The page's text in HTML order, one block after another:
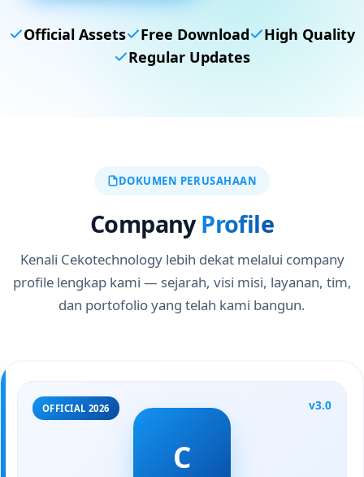
Official Assets Free Download
High Quality
Regular Updates
DOKUMEN PERUSAHAAN
CompanyProfile
Kenali Cekotechnology lebih dekat melalui company
profile lengkap kami — sejarah, visi misi, layanan, tim,
dan portofolio yang telah kami bangun.
OFFICIAL 2026 v3.0
C